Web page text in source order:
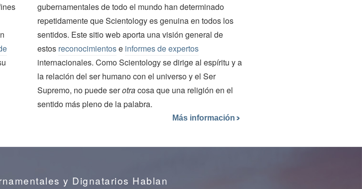
gubernamentales de todo el mundo han determinado
repetidamente que Scientology es genuina en todos los
sentidos. Este sitio web aporta una visión general de
estos reconocimientose informes de expertos
internacionales. Como Scientology se dirige al espíritu y a
la relación del ser humano con el universo y el Ser
Supremo, no puede serotracosa que una religión en el
sentido más pleno de la palabra.
Más información
y Dignatarios Hablan